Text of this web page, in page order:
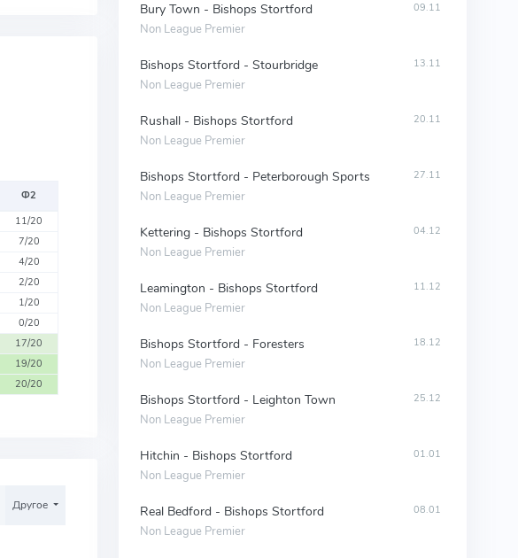
Ф2
11/20
7/20
4/20
2/20
1/20
0/20
17/20
19/20
20/20
Другое
Bury Town - Bishops Stortford
Non League Premier
09.11
Bishops Stortford - Stourbridge
Non League Premier
13.11
Rushall - Bishops Stortford
Non League Premier
20.11
Bishops Stortford - Peterborough Sports
Non League Premier
27.11
Kettering - Bishops Stortford
Non League Premier
04.12
Leamington - Bishops Stortford
Non League Premier
11.12
Bishops Stortford - Foresters
Non League Premier
18.12
Bishops Stortford - Leighton Town
Non League Premier
25.12
Hitchin - Bishops Stortford
Non League Premier
01.01
Real Bedford - Bishops Stortford
Non League Premier
08.01